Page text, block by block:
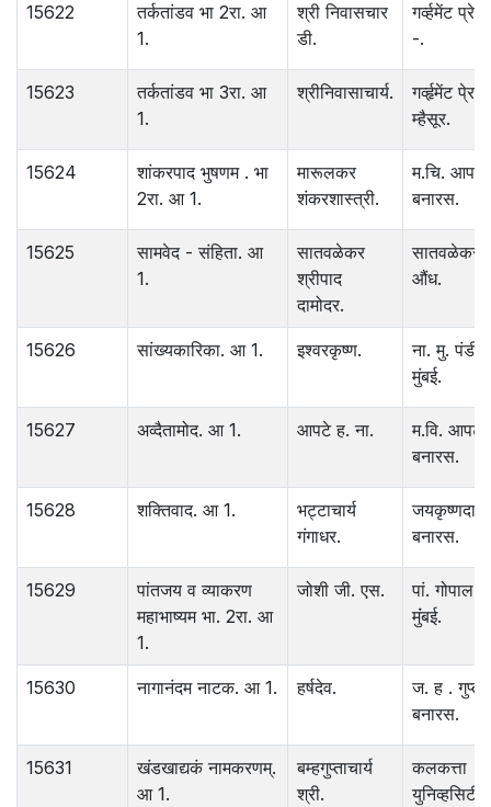
15622
तर्कतांडव भा 2रा. आ
1.
श्री निवासचार
डी.
गर्व्हमेंट प्रे.
-.
15623
तर्कतांडव भा 3रा. आ
1.
श्रीनिवासाचार्य.
गर्व्हृमेंट पे्रस
म्हैसूर.
15624
शांकरपाद भुषणम . भा
2रा. आ 1.
मारूलकर
शंकरशास्त्री.
म.चि. आपटे
बनारस.
15625
सामवेद - संहिता. आ
1.
सातवळेकर
श्रीपाद
दामोदर.
सातवळेकर .
औंध.
15626 सांख्यकारिका. आ 1. इश्‍वरकृष्ण.
ना. मु.
मुंबई.
15627 अव्दैतामोद. आ 1. आपटे ह. ना.
म.वि. आपटे.
बनारस.
15628 शक्तिवाद. आ 1.
भट्टाचार्य
गंगाधर.
जयकृष्णदास
बनारस.
15629
पांतजय व व्याकरण
महाभाष्यम भा. 2रा. आ
1.
जोशी जी. एस.
पां. गोपाल .
मुंंबई.
15630 नागानंदम नाटक. आ 1. हर्षदेव.
ज. ह . गुप्ता.
बनारस.
15631
खंडखाद्यकं नामकरणम्.
आ 1.
बम्हगुप्ताचार्य
श्री.
कलकत्ता
युनिव्हसिटी.